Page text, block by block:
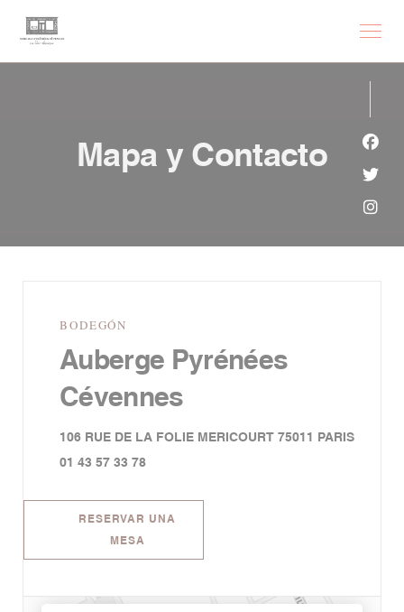
Mapa y Contacto
BODEGÓN
Auberge Pyrénées
Cévennes
106 RUE DE LA FOLIE MERICOURT 75011 PARIS((abre
01 43 57 33 78
RESERVAR UNA
MESA